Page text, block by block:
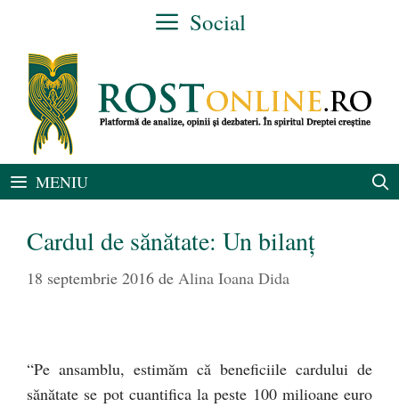
conținut
Social
MENIU
Cardul de sănătate: Un bilanț
18 septembrie 2016 de Alina Ioana Dida
“Pe ansamblu, estimăm că beneficiile cardului de
sănătate se pot cuantifica la peste 100 milioane euro